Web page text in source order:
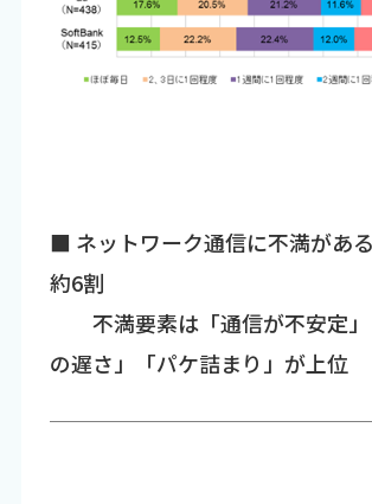
■ ネットワーク通信に不満があ
約6割
不満要素は「通信が不安定」
の遅さ」「パケ詰まり」が上位